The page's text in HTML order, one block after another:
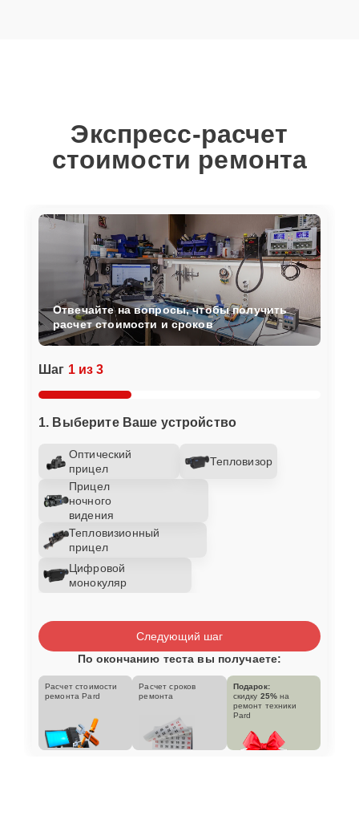
Экспресс-расчет
стоимости ремонта
Шаг 1 из 3
1. Выберите Ваше устройство
Оптический
прицел
Тепловизор
Прицел
ночного
видения
Тепловизионный
прицел
Цифровой
монокуляр
Отвечайте на вопросы, чтобы получить
расчет стоимости и сроков
Следующий шаг
По окончанию теста вы получаете:
Расчет стоимости
ремонта Pard
Расчет сроков
ремонта
Подарок:
скидку 25% на
ремонт техники
Pard